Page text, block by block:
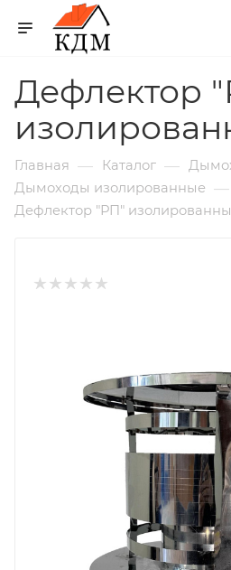
Дефлектор
Главная — Каталог —
Дымоходы изолированные —
Дефлектор "РП"